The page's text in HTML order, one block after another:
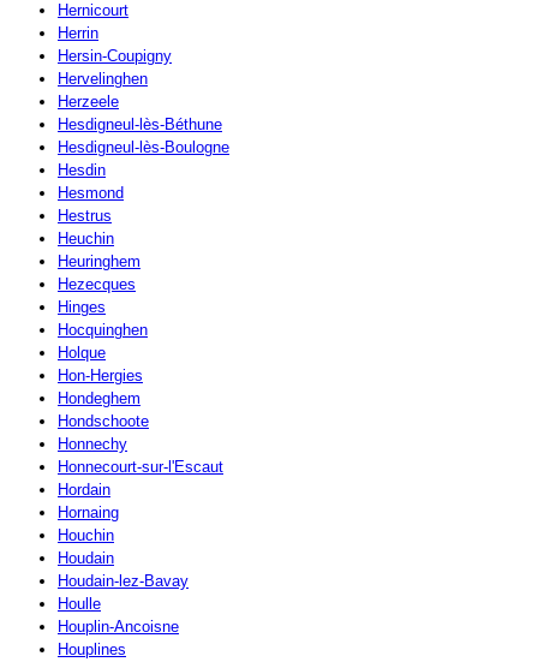
Hernicourt
Herrin
Hersin-Coupigny
Hervelinghen
Herzeele
Hesdigneul-lès-Béthune
Hesdigneul-lès-Boulogne
Hesdin
Hesmond
Hestrus
Heuchin
Heuringhem
Hezecques
Hinges
Hocquinghen
Holque
Hon-Hergies
Hondeghem
Hondschoote
Honnechy
Honnecourt-sur-l'Escaut
Hordain
Hornaing
Houchin
Houdain
Houdain-lez-Bavay
Houlle
Houplin-Ancoisne
Houplines